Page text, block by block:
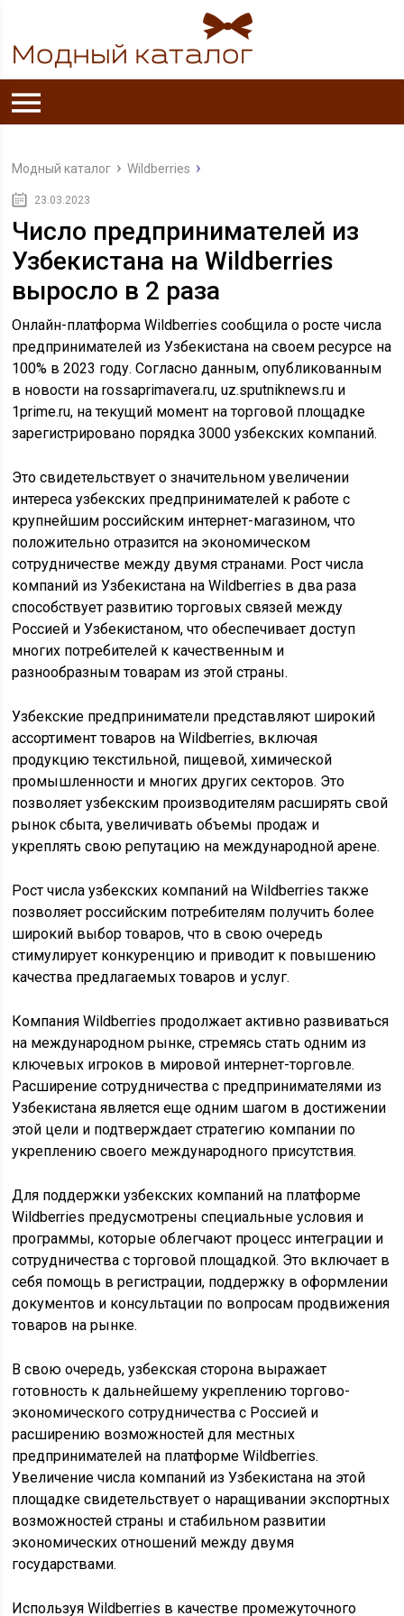
Модный каталог Wildberries
23.03.2023
Число предпринимателей из
Узбекистана на Wildberries
выросло в 2 раза
Онлайн-платформа Wildberries сообщила о росте числа
предпринимателей из Узбекистана на своем ресурсе на
100% в 2023 году. Согласно данным, опубликованным
в новости на rossaprimavera.ru, uz.sputniknews.ru и
1prime.ru, на текущий момент на торговой площадке
зарегистрировано порядка 3000 узбекских компаний.
Это свидетельствует о значительном увеличении
интереса узбекских предпринимателей к работе с
крупнейшим российским интернет-магазином, что
положительно отразится на экономическом
сотрудничестве между двумя странами. Рост числа
компаний из Узбекистана на Wildberries в два раза
способствует развитию торговых связей между
Россией и Узбекистаном, что обеспечивает доступ
многих потребителей к качественным и
разнообразным товарам из этой страны.
Узбекские предприниматели представляют широкий
ассортимент товаров на Wildberries, включая
продукцию текстильной, пищевой, химической
промышленности и многих других секторов. Это
позволяет узбекским производителям расширять свой
рынок сбыта, увеличивать объемы продаж и
укреплять свою репутацию на международной арене.
Рост числа узбекских компаний на Wildberries также
позволяет российским потребителям получить более
широкий выбор товаров, что в свою очередь
стимулирует конкуренцию и приводит к повышению
качества предлагаемых товаров и услуг.
Компания Wildberries продолжает активно развиваться
на международном рынке, стремясь стать одним из
ключевых игроков в мировой интернет-торговле.
Расширение сотрудничества с предпринимателями из
Узбекистана является еще одним шагом в достижении
этой цели и подтверждает стратегию компании по
укреплению своего международного присутствия.
Для поддержки узбекских компаний на платформе
Wildberries предусмотрены специальные условия и
программы, которые облегчают процесс интеграции и
сотрудничества с торговой площадкой. Это включает в
себя помощь в регистрации, поддержку в оформлении
документов и консультации по вопросам продвижения
товаров на рынке.
В свою очередь, узбекская сторона выражает
готовность к дальнейшему укреплению торгово-
экономического сотрудничества с Россией и
расширению возможностей для местных
предпринимателей на платформе Wildberries.
Увеличение числа компаний из Узбекистана на этой
площадке свидетельствует о наращивании экспортных
возможностей страны и стабильном развитии
экономических отношений между двумя
государствами.
Используя Wildberries в качестве промежуточного